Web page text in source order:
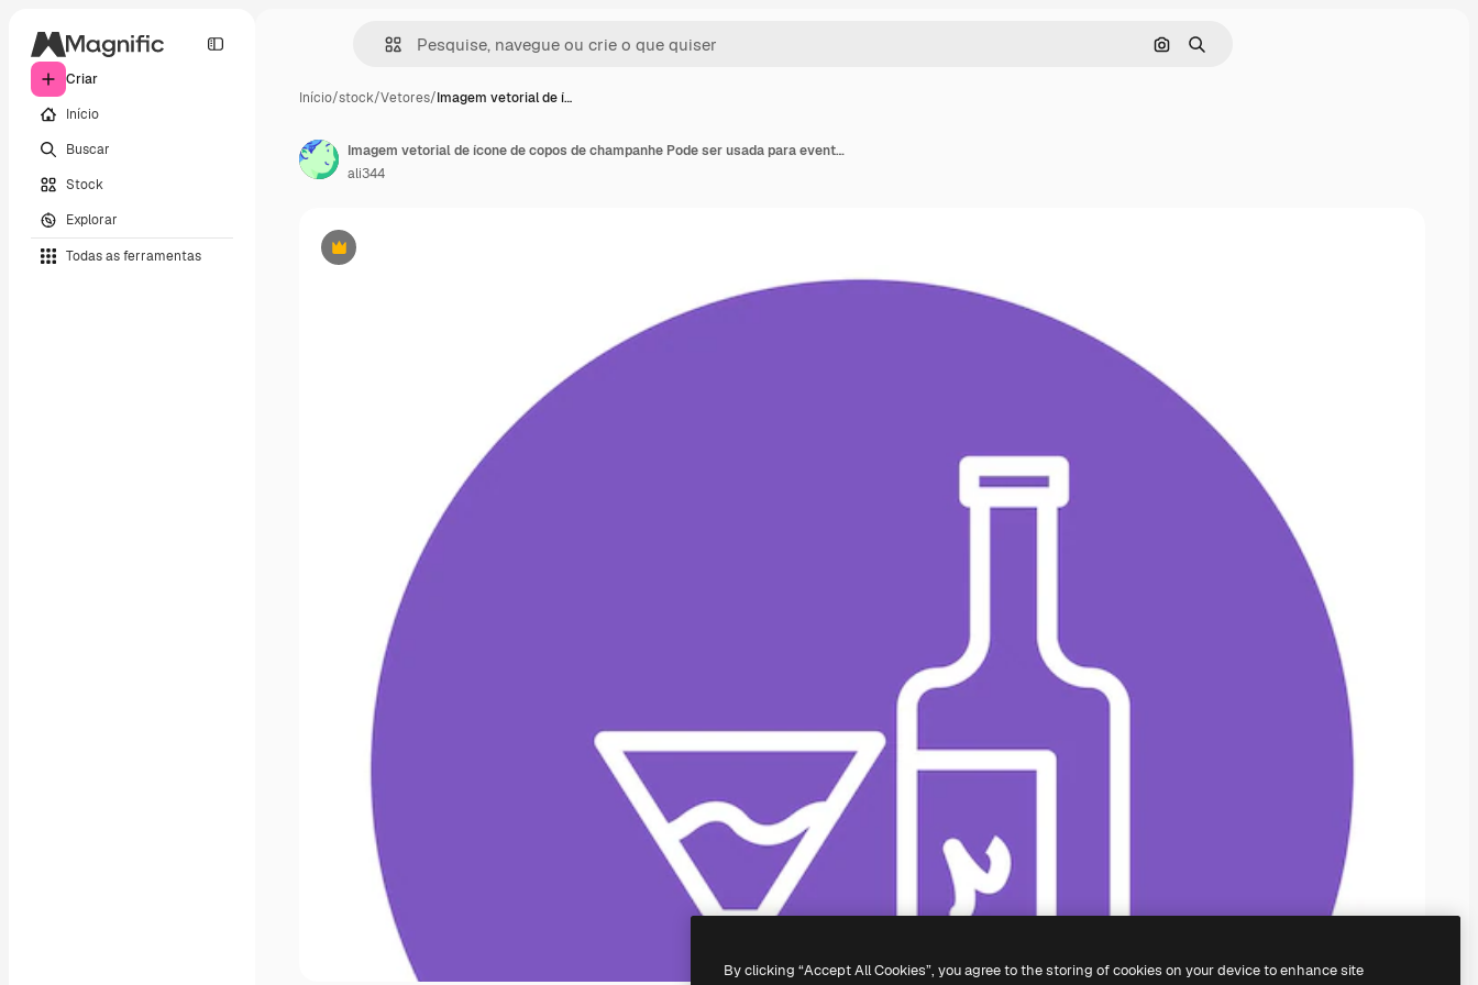
Criar
Início
Buscar
Stock
Explorar
Todas as ferramentas
Pesquisar por imagem
Buscar
Início/stock/Vetores/Imagem vetorial de í…
Premium
Imagem vetorial de ícone de copos de champanhe Pode ser usada para eventos de premiação
ali344
By clicking “Accept All Cookies”, you agree to the storing of cookies on your device to enhance site